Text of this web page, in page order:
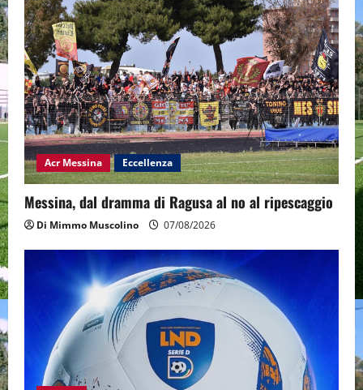
Acr Messina Eccellenza
Messina, dal dramma di Ragusa al no al ripescaggio
Di Mimmo Muscolino 07/08/2026